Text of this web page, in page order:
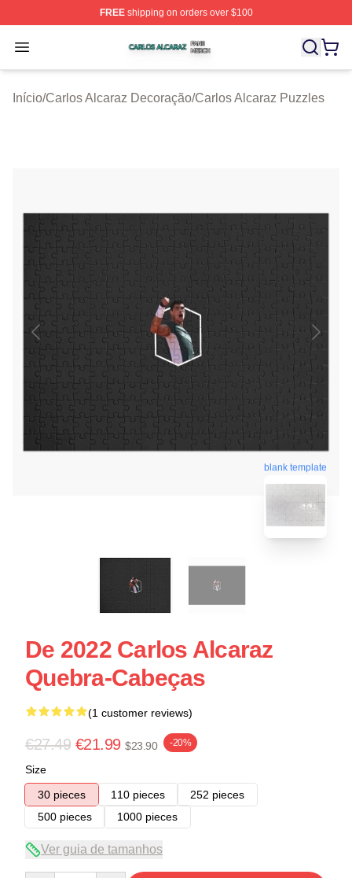
FREEshipping on orders over $100
Open menu
Carlos Alcaraz Shop ⚡️ Officially Licensed Carlos
Início/Carlos Alcaraz Decoração/Carlos Alcaraz Puzzles
blank template
De 2022 Carlos Alcaraz
Quebra-Cabeças
(1 customer reviews)
€27.49 €21.99 $23.90 -20%
Size
30 pieces
110 pieces
252 pieces
500 pieces
1000 pieces
Ver guia de tamanhos